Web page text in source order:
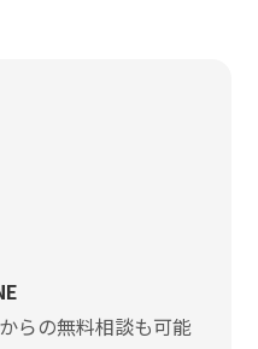
らの無料相談も可能